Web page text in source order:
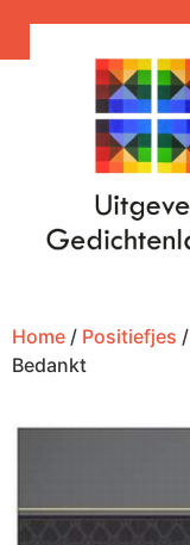
Home / Positiefjes /
Bedankt